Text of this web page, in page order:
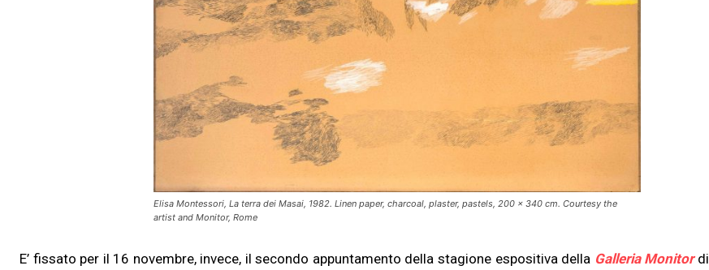
Elisa Montessori, La terra dei Masai, 1982. Linen paper, charcoal, plaster, pastels, 200 x 340 cm. Courtesy the
artist and Monitor, Rome
E’ fissato per il 16 novembre, invece, il secondo appuntamento della stagione espositiva della Galleria Monitordi